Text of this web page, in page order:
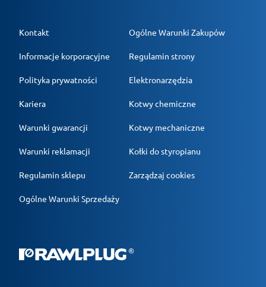
Kontakt
Informacje korporacyjne
Polityka prywatności
Kariera
Warunki gwarancji
Warunki reklamacji
Regulamin sklepu
Ogólne Warunki Sprzedaży
Ogólne Warunki Zakupów
Regulamin strony
Elektronarzędzia
Kotwy chemiczne
Kotwy mechaniczne
Kołki do styropianu
Zarządzaj cookies